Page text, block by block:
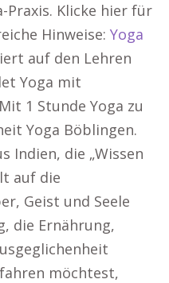
Praxis. Klicke hier für
Hinweise: Yoga
auf den Lehren
Yoga mit
1 Stunde Yoga zu
Yoga Böblingen.
Indien, die „Wissen
auf die
Geist und Seele
die Ernährung,
möchtest,